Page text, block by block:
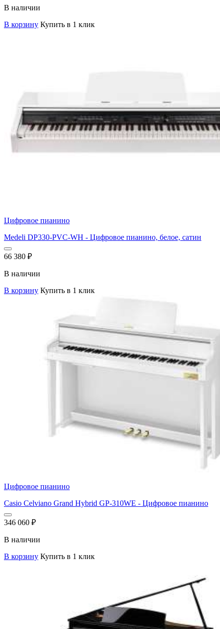
В наличии
В корзину Купить в 1 клик
Цифровое пианино
Medeli DP330-PVC-WH - Цифровое пианино, белое, сатин
66 380 ₽
В наличии
В корзину Купить в 1 клик
Цифровое пианино
Casio Celviano Grand Hybrid GP-310WE - Цифровое пианино
346 060 ₽
В наличии
В корзину Купить в 1 клик